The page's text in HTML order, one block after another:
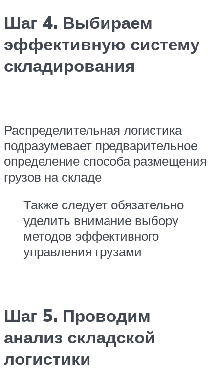
Шаг 4. Выбираем
эффективную систему
складирования
Распределительная логистика
подразумевает предварительное
определение способа размещения
грузов на складе
Также следует обязательно
уделить внимание выбору
методов эффективного
управления грузами
Шаг 5. Проводим
анализ складской
логистики